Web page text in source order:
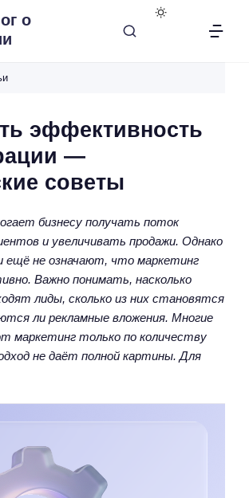
о
эффективность
—
советы
бизнесу получать поток
и увеличивать продажи. Однако
ещё не означают, что маркетинг
Важно понимать, насколько
лиды, сколько из них становятся
ли рекламные вложения. Многие
маркетинг только по количеству
не даёт полной картины. Для